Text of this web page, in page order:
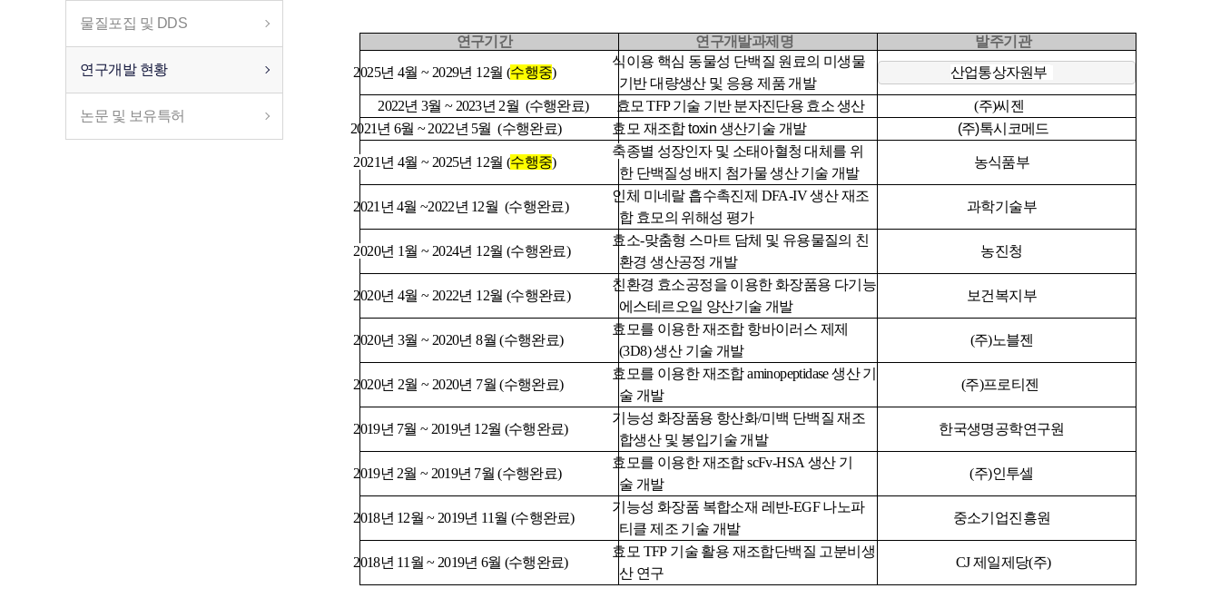
물질포집 및 DDS​
연구개발 현황​
논문 및 보유특허​
연구기간 연구개발과제명
발주기관
2025년 4월 ~ 2029년 12월 (수행중)
식이용 핵심 동물성 단백질 원료의 미생물
기반 대량생산 및 응용 제품 개발
산업통상자원부
2022년 3월 ~ 2023년 2월 (수행완료) 효모 TFP 기술 기반 분자진단용 효소 생산
(주)씨젠
2021년 6월 ~ 2022년 5월 (수행완료)
효모 재조합 toxin 생산기술 개발 (주)톡시코메드
2021년 4월 ~ 2025년 12월 (수행중)
축종별 성장인자 및 소태아혈청 대체를 위
한 단백질성 배지 첨가물 생산 기술 개발
농식품부
2021년 4월 ~2022년 12월 (수행완료)
인체 미네랄 흡수촉진제 DFA-IV 생산 재조
합 효모의 위해성 평가
과학기술부
2020년 1월 ~ 2024년 12월 (수행완료)
효소-맞춤형 스마트 담체 및 유용물질의 친
환경 생산공정 개발
농진청
2020년 4월 ~ 2022년 12월 (수행완료)
친환경 효소공정을 이용한 화장품용 다기능
에스테르오일 양산기술 개발
보건복지부
2020년 3월 ~ 2020년 8월(수행완료)
효모를 이용한 재조합 항바이러스 제제
(3D8)생산 기술 개발
(주)노블젠
2020년 2월 ~ 2020년 7월(수행완료)
효모를 이용한 재조합 aminopeptidase 생산 기
술 개발
(주)프로티젠
2019년 7월 ~ 2019년 12월 (수행완료)
기능성 화장품용 항산화/미백 단백질 재조
합생산 및 봉입기술 개발
한국생명공학연구원
2019년 2월 ~ 2019년 7월(수행완료)
효모를 이용한 재조합scFv-HSA 생산 기
술 개발
(주)인투셀
2018년 12월 ~ 2019년 11월 (수행완료)
기능성 화장품 복합소재 레반-EGF나노파
티클 제조 기술 개발
중소기업진흥원
2018년 11월 ~ 2019년 6월 (수행완료)
효모 TFP 기술 활용 재조합단백질 고분비생
산 연구
CJ제일제당(주)